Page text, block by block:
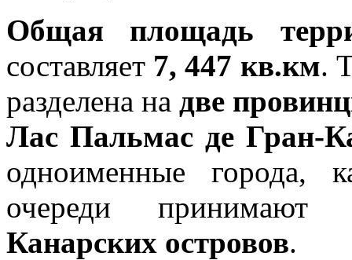
Общая площадь
составляет 7, 447 кв.км.
разделена на две
Лас Пальмас де Гран-
одноименные города,
очереди
Канарских островов.